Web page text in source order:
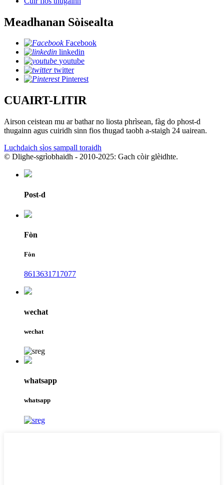
Meadhanan Sòisealta
Facebook
linkedin
youtube
twitter
Pinterest
CUAIRT-LITIR
Airson ceistean mu ar bathar no liosta phrìsean, fàg do phost-d
thugainn agus cuiridh sinn fios thugad taobh a-staigh 24 uairean.
Luchdaich sìos sampall toraidh
© Dlighe-sgrìobhaidh - 2010-2025: Gach còir glèidhte.
Post-d
Fòn
Fòn
8613631717077
wechat
wechat
whatsapp
whatsapp